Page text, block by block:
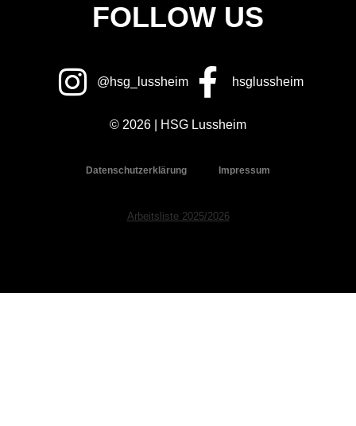
FOLLOW US
@hsg_lussheim hsglussheim
© 2026 | HSG Lussheim
Datenschutzerklärung Impressum
Arbeitsliste 2025/2026